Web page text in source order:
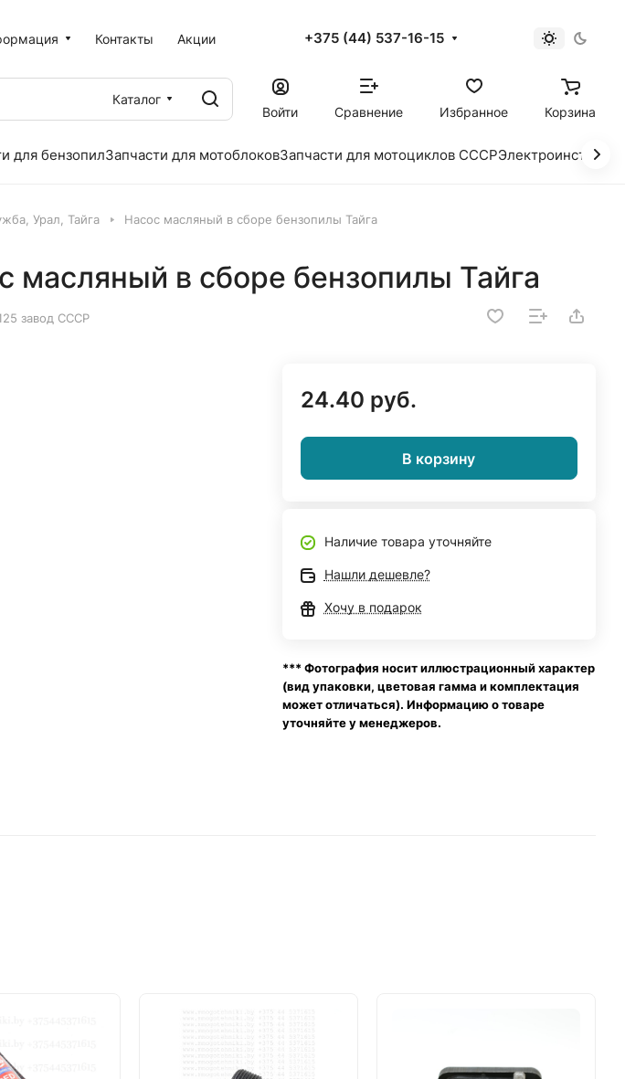
Контакты Акции +375 (44) 537-16-15
Каталог
Войти
Сравнение Избранное Корзина
для бензопилЗапчасти для мотоблоковЗапчасти для мотоциклов СССР
Урал, Тайга Насос масляный в сборе бензопилы Тайга
масляный в сборе бензопилы Тайга
завод СССР
24.40 руб.
В корзину
Наличие товара уточняйте
Нашли дешевле?
Хочу в подарок
*** Фотография носит иллюстрационный характер
(вид упаковки, цветовая гамма и комплектация
может отличаться). Информацию о товаре
уточняйте у менеджеров.